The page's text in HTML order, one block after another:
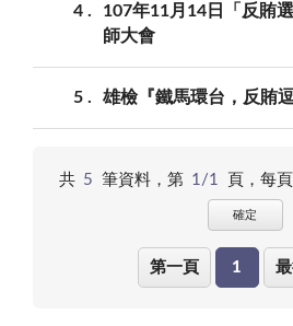
4
107年11月14日「反賄
師大會
5 雄檢『鐵馬環台，反賄
共 5 筆資料，第 1/1 頁， 每
確定
第一頁 1